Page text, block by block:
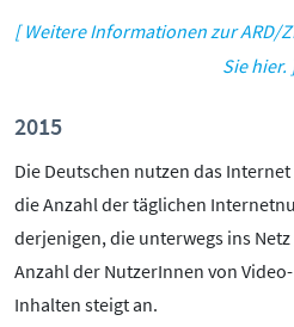
[ Weitere Informationen zur ARD/
Sie hier.
2015
Die Deutschen nutzen das
die Anzahl der täglichen
derjenigen, die unterwegs ins
Anzahl der NutzerInnen von
Inhalten steigt an.